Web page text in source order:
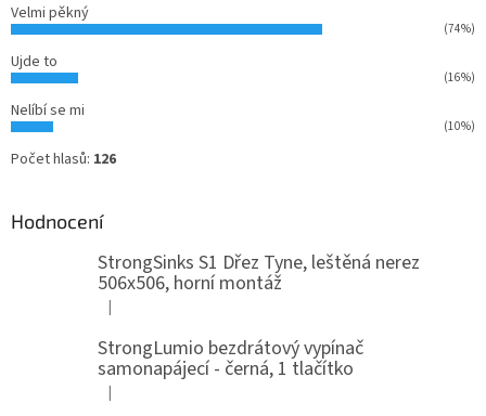
Velmi pěkný
(74%)
Ujde to
(16%)
Nelíbí se mi
(10%)
Počet hlasů: 126
Hodnocení
StrongSinks S1 Dřez Tyne, leštěná nerez
506x506, horní montáž
Hodnocení produktu je 5 z 5 hvězdiček.
|
StrongLumio bezdrátový vypínač
samonapájecí - černá, 1 tlačítko
Hodnocení produktu je 4 z 5 hvězdiček.
|